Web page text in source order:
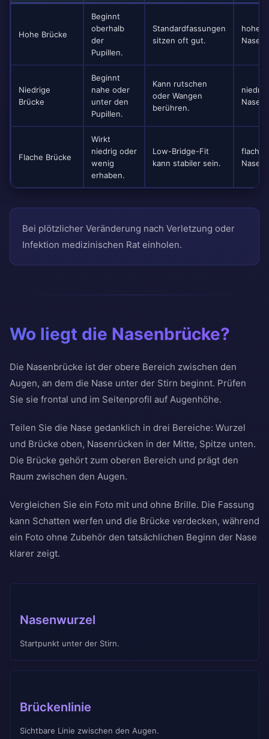
Hohe Brücke
Beginnt
oberhalb
der
Pupillen.
Standardfassungen
sitzen oft gut.
hohe
Niedrige
Brücke
Beginnt
nahe oder
unter den
Pupillen.
Kann rutschen
oder Wangen
berühren.
Flache Brücke
Wirkt
niedrig oder
wenig
erhaben.
Low-Bridge-Fit
kann stabiler sein.
flache
Bei plötzlicher Veränderung nach Verletzung oder
Infektion medizinischen Rat einholen.
Wo liegt die Nasenbrücke?
Die Nasenbrücke ist der obere Bereich zwischen den
Augen, an dem die Nase unter der Stirn beginnt. Prüfen
Sie sie frontal und im Seitenprofil auf Augenhöhe.
Teilen Sie die Nase gedanklich in drei Bereiche: Wurzel
und Brücke oben, Nasenrücken in der Mitte, Spitze unten.
Die Brücke gehört zum oberen Bereich und prägt den
Raum zwischen den Augen.
Vergleichen Sie ein Foto mit und ohne Brille. Die Fassung
kann Schatten werfen und die Brücke verdecken, während
ein Foto ohne Zubehör den tatsächlichen Beginn der Nase
klarer zeigt.
Nasenwurzel
Startpunkt unter der Stirn.
Brückenlinie
Sichtbare Linie zwischen den Augen.